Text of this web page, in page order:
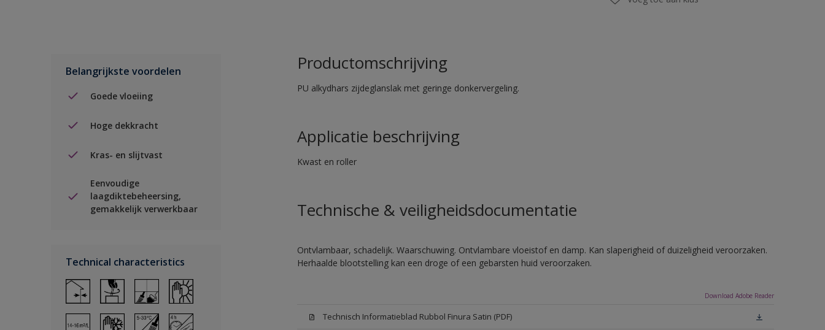
Belangrijkste voordelen
Goede vloeiing
Hoge dekkracht
Kras- en slijtvast
Eenvoudige
laagdiktebeheersing,
gemakkelijk verwerkbaar
Technical characteristics
Productomschrijving
PU alkydhars zijdeglanslak met geringe donkervergeling.
Applicatie beschrijving
Kwast en roller
Technische & veiligheidsdocumentatie
Ontvlambaar, schadelijk. Waarschuwing. Ontvlambare vloeistof en damp. Kan slaperigheid of duizeligheid veroorzaken.
Herhaalde blootstelling kan een droge of een gebarsten huid veroorzaken.
Download Adobe Reader
Technisch Informatieblad Rubbol Finura Satin (PDF)